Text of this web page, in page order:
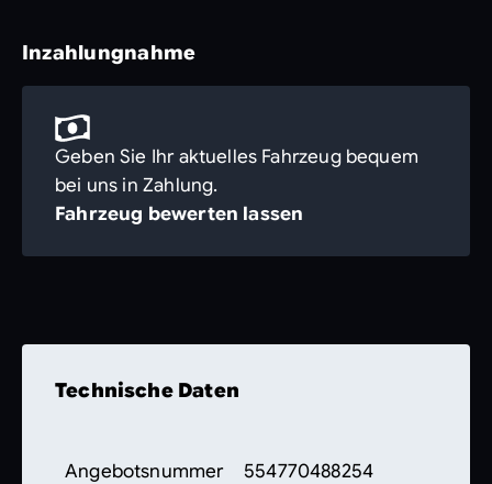
Inzahlungnahme
Geben Sie Ihr aktuelles Fahrzeug bequem
bei uns in Zahlung.
Fahrzeug bewerten lassen
Technische Daten
Angebotsnummer 554770488254